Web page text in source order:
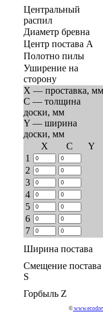
Центральный
распил
Диаметр бревна
Центр постава A
Полотно пилы
Уширение на
сторону
X — проставка, мм
C — толщина
доски, мм
Y — ширина
доски, мм
Х
C
Y
1
2
3
4
5
6
7
Ширина постава
Смещение постава
S
Горбыль Z
©